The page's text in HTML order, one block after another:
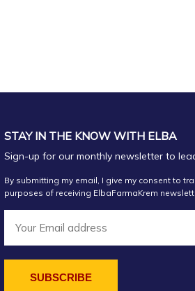
STAY IN THE KNOW WITH ELBA
Sign-up for our monthly newsletter to
By submitting my email, I give my consent to
purposes of receiving ElbaFarmaKrem